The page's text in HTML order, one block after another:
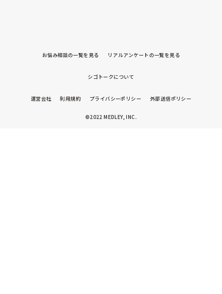
お悩み相談の一覧を見る リアルアンケートの一覧を見る
シゴトークについて
運営会社 利用規約 プライバシーポリシー 外部送信ポリシー
©2022 MEDLEY, INC.